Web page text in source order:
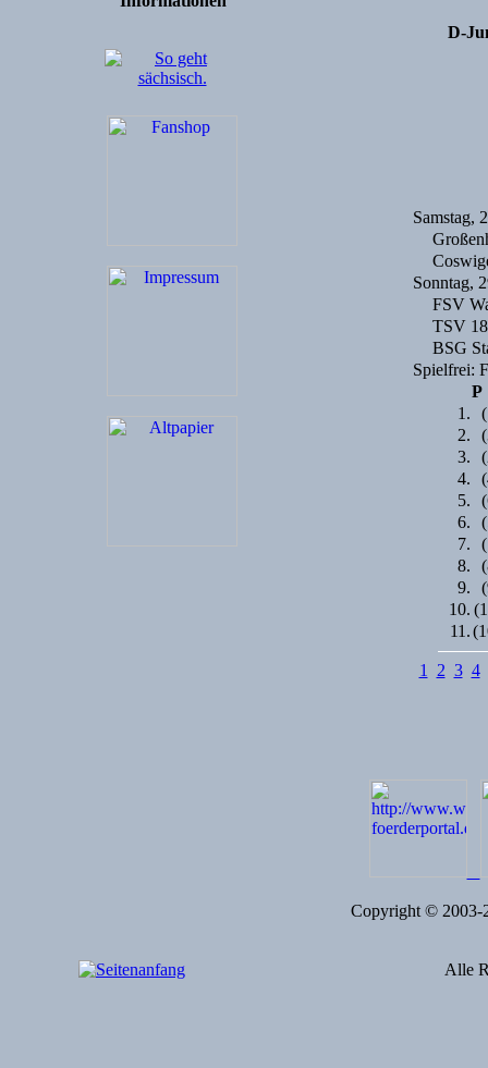
D-
Samstag,
Sonntag,
FSV
TSV
BSG
Spielfrei:
P
1.
2.
3.
4.
5.
6.
7.
8.
9.
10.
11.
1 2 3 4
Copyright ©
Alle